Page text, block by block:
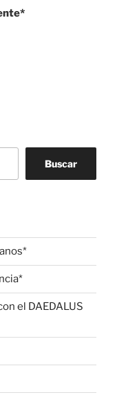
Buscar
el DAEDALUS